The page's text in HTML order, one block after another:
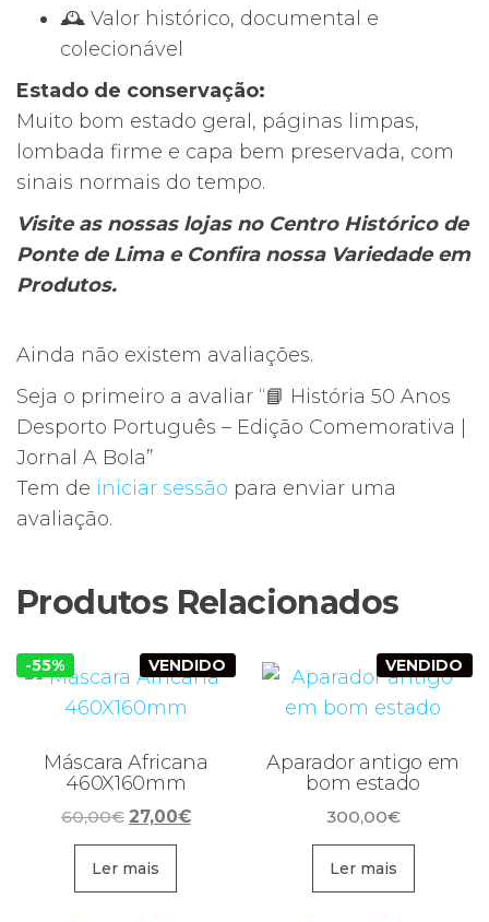
🕰️ Valor histórico, documental e
colecionável
Estado de conservação:
Muito bom estado geral, páginas limpas,
lombada firme e capa bem preservada, com
sinais normais do tempo.
Visite as nossas lojas no Centro Histórico de
Ponte de Lima e Confira nossa Variedade em
Produtos.
Ainda não existem avaliações.
Seja o primeiro a avaliar “📘 História 50 Anos
Desporto Português – Edição Comemorativa |
Jornal A Bola”
Tem de iniciar sessão para enviar uma
avaliação.
Produtos Relacionados
-55% VENDIDO
Máscara Africana
460X160mm
60,00€ O
preço
original
era:
27,00€O
Ler mais
VENDIDO
Aparador antigo em
bom estado
300,00€
Ler mais